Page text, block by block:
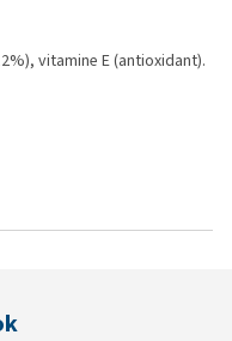
vitamine E (antioxidant).